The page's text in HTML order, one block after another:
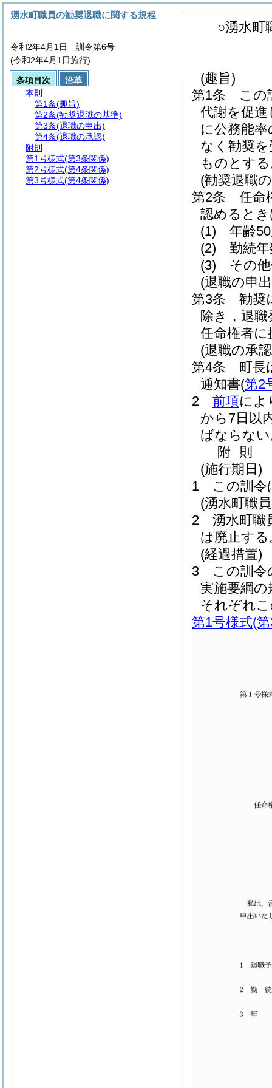
○湧水町
(趣旨)
第1条
この
代謝を促進
に公務能
なく勧奨
ものとす
(勧奨退職
第2条
任命
認めると
(1)
年齢
(2)
勤続
(3)
その
(退職の申
第3条
勧奨
除き，退
任命権者
(退職の承
第4条
町長
通知書(第2
2
前項によ
から7日以
ばならな
附 則
(施行期日)
1
この訓令
(湧水町職
2
湧水町職
は廃止する
(経過措置)
3
この訓令
実施要綱
それぞれ
第1号様式(
湧水町職員の勧奨退職に関する規程
令和2年4月1日 訓令第6号
(令和2年4月1日施行)
条項目次
沿革
本則
第1条(趣旨)
第2条(勧奨退職の基準)
第3条(退職の申出)
第4条(退職の承認)
附則
第1号様式(第3条関係)
第2号様式(第4条関係)
第3号様式(第4条関係)